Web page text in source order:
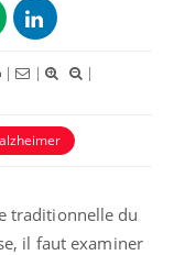
| |
|
alzheimer
traditionnelle du
il faut examiner